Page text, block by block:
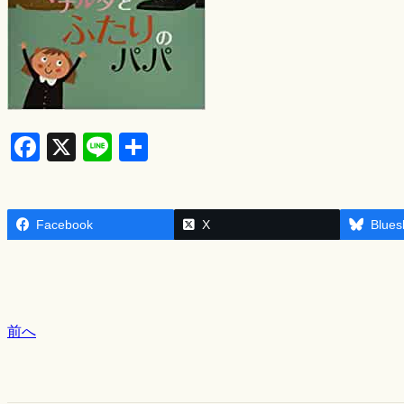
F
c
e
X
Li
e
ar
e
Facebook X
前へ